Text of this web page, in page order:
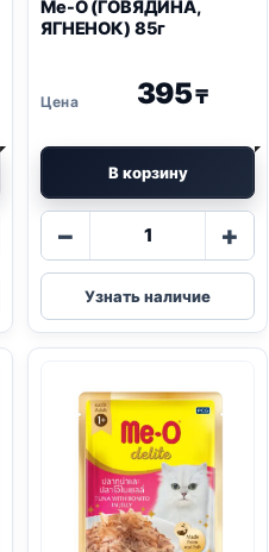
Me-O (ГОВЯДИНА,
ЯГНЕНОК) 85г
395₸
В корзину
−
Количество
Me-
O
(ГОВЯДИНА,
85г
+
Узнать наличие